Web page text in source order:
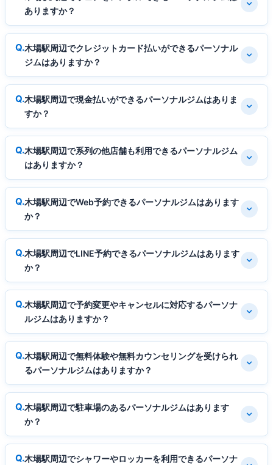
ありますか？
木場駅周辺でクレジットカード払いができるパーソナル
ジムはありますか？
木場駅周辺で現金払いができるパーソナルジムはありま
すか？
木場駅周辺で系列の他店舗も利用できるパーソナルジム
はありますか？
木場駅周辺でWeb予約できるパーソナルジムはあります
か？
木場駅周辺でLINE予約できるパーソナルジムはあります
か？
木場駅周辺で予約変更やキャンセルに対応するパーソナ
ルジムはありますか？
木場駅周辺で無料体験や無料カウンセリングを受けられ
るパーソナルジムはありますか？
木場駅周辺で駐車場のあるパーソナルジムはあります
か？
木場駅周辺でシャワーやロッカーを利用できるパーソナ